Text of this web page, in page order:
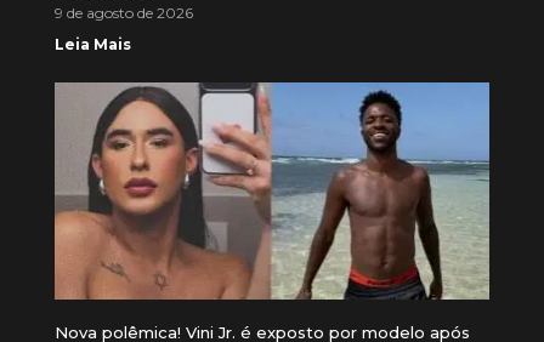
9 de agosto de 2026
Leia Mais
Nova polêmica! Vini Jr. é exposto por modelo após